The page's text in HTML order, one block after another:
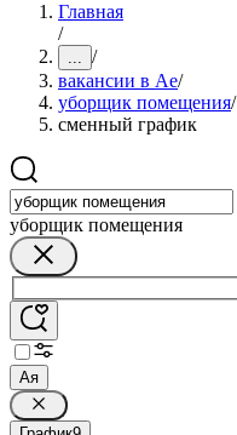
Главная
/
... /
вакансии в Ае/
уборщик помещения/
сменный график
уборщик помещения
Ая